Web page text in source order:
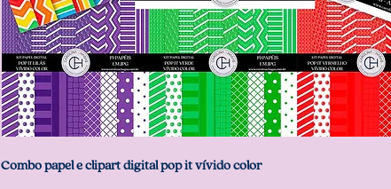
Combo papel e clipart digital pop it vívido color